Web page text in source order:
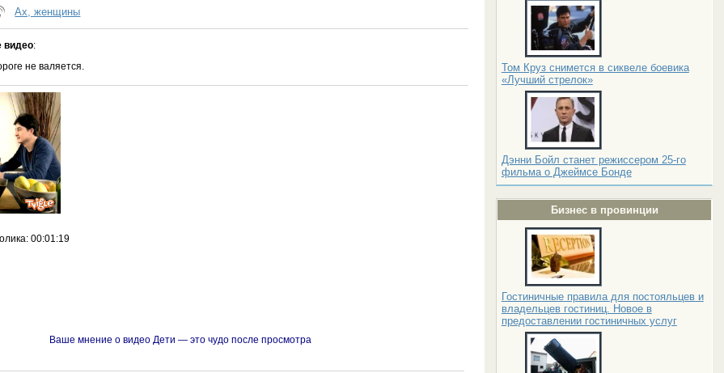
Том Круз снимется в сиквеле боевика
«Лучший стрелок»
Дэнни Бойл станет режиссером 25-го
фильма о Джеймсе Бонде
Бизнес в провинции
Гостиничные правила для постояльцев и
владельцев гостиниц. Новое в
предоставлении гостиничных услуг
Ах, женщины
видео:
не валяется.
: 00:01:19
Ваше мнение о видео Дети — это чудо после просмотра